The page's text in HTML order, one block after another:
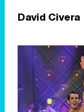
David Civera